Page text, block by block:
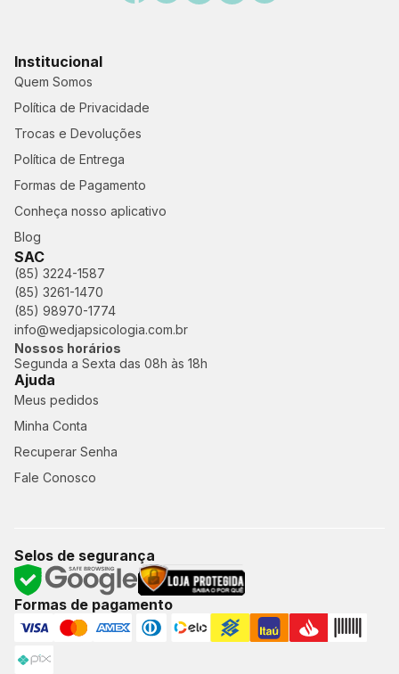
Institucional
Quem Somos
Política de Privacidade
Trocas e Devoluções
Política de Entrega
Formas de Pagamento
Conheça nosso aplicativo
Blog
SAC
(85) 3224-1587
(85) 3261-1470
(85) 98970-1774
info@wedjapsicologia.com.br
Nossos horários
Segunda a Sexta das 08h às 18h
Ajuda
Meus pedidos
Minha Conta
Recuperar Senha
Fale Conosco
Selos de segurança
Formas de pagamento